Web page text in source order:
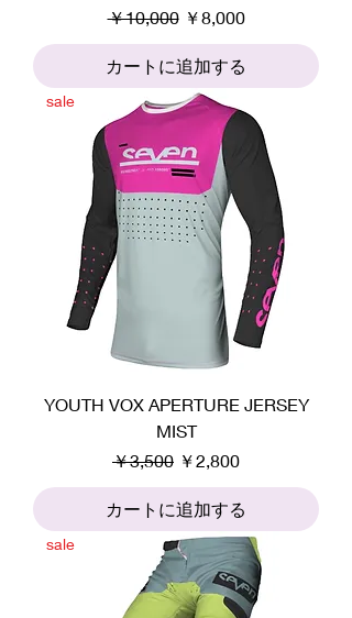
通常価格
￥10,000 セール価格
￥8,000
カートに追加する
sale
YOUTH VOX APERTURE JERSEY
MIST
通常価格
￥3,500 セール価格
￥2,800
カートに追加する
sale